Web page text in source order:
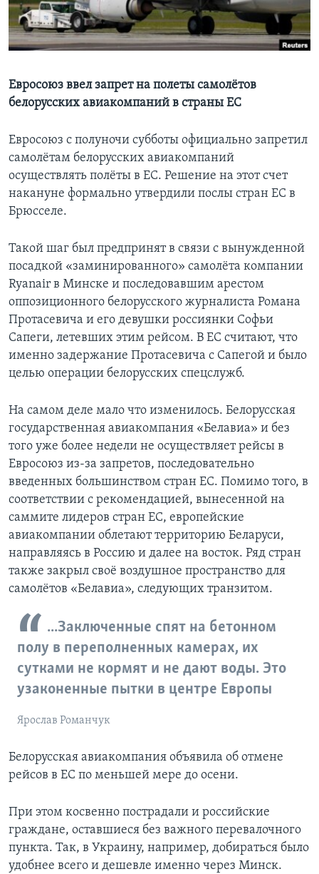
Learning English
Евросоюз ввел запрет на полеты самолётов
белорусских авиакомпаний в страны ЕС
Евросоюз с полуночи субботы официально запретил
самолётам белорусских авиакомпаний
осуществлять полёты в ЕС. Решение на этот счет
накануне формально утвердили послы стран ЕС в
Брюсселе.
Такой шаг был предпринят в связи с вынужденной
посадкой «заминированного» самолёта компании
Ryanair в Минске и последовавшим арестом
оппозиционного белорусского журналиста Романа
Протасевича и его девушки россиянки Софьи
Сапеги, летевших этим рейсом. В ЕС считают, что
именно задержание Протасевича с Сапегой и было
целью операции белорусских спецслужб.
На самом деле мало что изменилось. Белорусская
государственная авиакомпания «Белавиа» и без
того уже более недели не осуществляет рейсы в
Евросоюз из-за запретов, последовательно
введенных большинством стран ЕС. Помимо того, в
соответствии с рекомендацией, вынесенной на
саммите лидеров стран ЕС, европейские
авиакомпании облетают территорию Беларуси,
направляясь в Россию и далее на восток. Ряд стран
также закрыл своё воздушное пространство для
самолётов «Белавиа», следующих транзитом.
...Заключенные спят на бетонном
полу в переполненных камерах, их
сутками не кормят и не дают воды. Это
узаконенные пытки в центре Европы
Ярослав Романчук
Белорусская авиакомпания объявила об отмене
рейсов в ЕС по меньшей мере до осени.
При этом косвенно пострадали и российские
граждане, оставшиеся без важного перевалочного
пункта. Так, в Украину, например, добираться было
удобнее всего и дешевле именно через Минск.